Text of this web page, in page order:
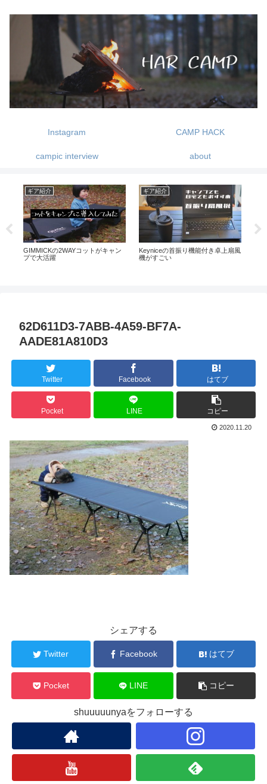
Instagram CAMP HACK
campic interview about
ギア紹介
GIMMICKの2WAYコットがキャン
プで大活躍
ギア紹介
Keyniceの首振り機能付き卓上扇風
機がすごい
62D611D3-7ABB-4A59-BF7A-
AADE81A810D3
Twitter Facebook はてブ
Pocket LINE コピー
2020.11.20
シェアする
Twitter Facebook はてブ
Pocket LINE コピー
shuuuuunyaをフォローする